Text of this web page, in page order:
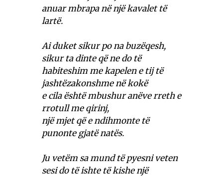
anuar mbrapa në një kavalet të
lartë.
Ai duket sikur po na buzëqesh,
sikur ta dinte që ne do të
habiteshim me kapelen e tij të
jashtëzakonshme në kokë
e cila është mbushur anëve rreth e
rrotull me qirinj,
një mjet që e ndihmonte të
punonte gjatë natës.
Ju vetëm sa mund të pyesni veten
sesi do të ishte të kishe një